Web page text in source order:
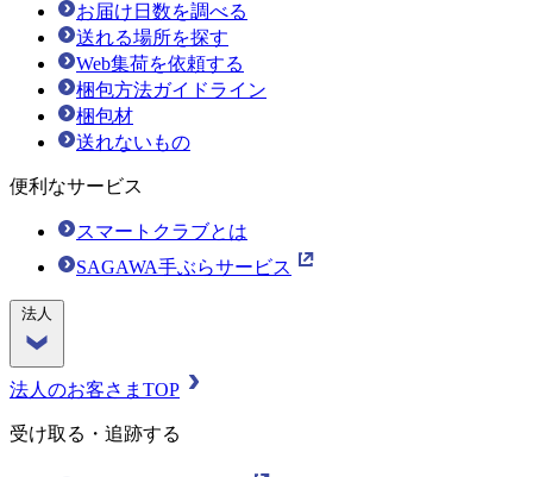
お届け日数を調べる
送れる場所を探す
Web集荷を依頼する
梱包方法ガイドライン
梱包材
送れないもの
便利なサービス
スマートクラブとは
SAGAWA手ぶらサービス
法人
法人のお客さまTOP
受け取る・追跡する